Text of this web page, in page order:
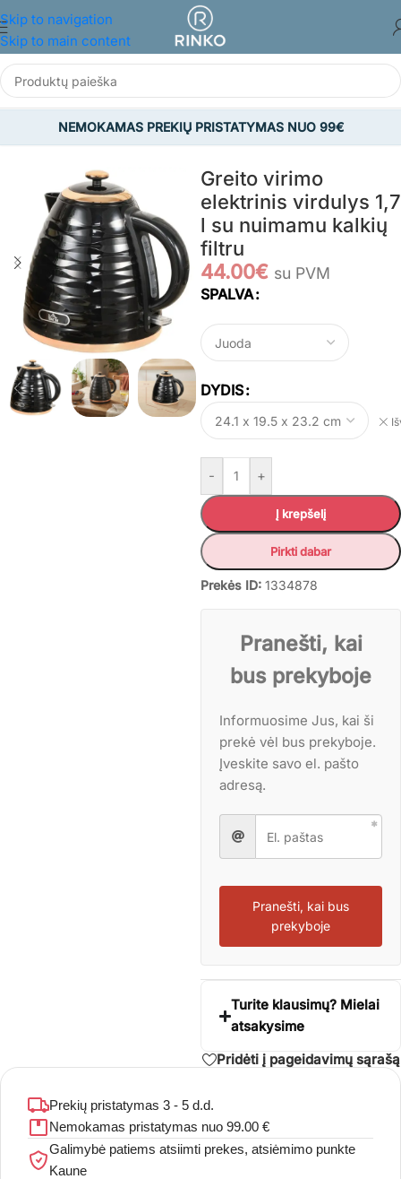
Skip to navigation
Skip to main content
NEMOKAMAS PREKIŲ PRISTATYMAS NUO 99€
NAMAMS IR BUIČIAI/Buitinė technika
Greito virimo
elektrinis virdulys 1,7
l su nuimamu kalkių
filtru
44.00€ su PVM
SPALVA
DYDIS
- +
Į krepšelį
Pirkti dabar
Prekės ID: 1334878
Pranešti, kai
bus prekyboje
Informuosime Jus, kai ši
prekė vėl bus prekyboje.
Įveskite savo el. pašto
adresą.
Pranešti, kai bus
prekyboje
Turite klausimų? Mielai
atsakysime
Pridėti į pageidavimų sąrašą
Prekių pristatymas 3 - 5 d.d.
Nemokamas pristatymas nuo 99.00 €
Galimybė patiems atsiimti prekes, atsiėmimo punkte
Kaune